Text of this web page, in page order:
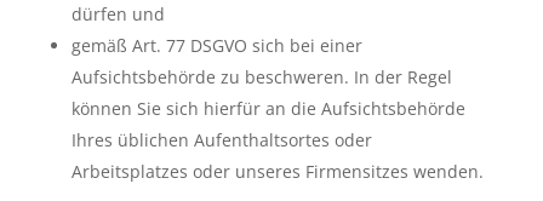
dürfen und
gemäß Art. 77 DSGVO sich bei einer
Aufsichtsbehörde zu beschweren. In der Regel
können Sie sich hierfür an die Aufsichtsbehörde
Ihres üblichen Aufenthaltsortes oder
Arbeitsplatzes oder unseres Firmensitzes wenden.